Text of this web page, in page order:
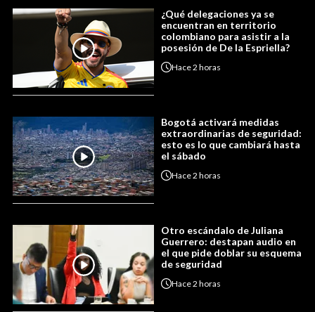
¿Qué delegaciones ya se
encuentran en territorio
colombiano para asistir a la
posesión de De la Espriella?
Hace2 horas
Bogotá activará medidas
extraordinarias de seguridad:
esto es lo que cambiará hasta
el sábado
Hace2 horas
Otro escándalo de Juliana
Guerrero: destapan audio en
el que pide doblar su esquema
de seguridad
Hace2 horas